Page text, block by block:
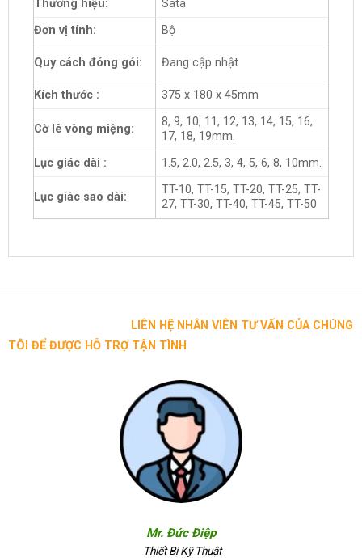
Thương hiệu:
Sata
Đơn vị tính:
Bộ
Quy cách đóng gói: Đang cập nhật
Kích thước : 375 x 180 x 45mm
Cờ lê vòng miệng:
8, 9, 10, 11, 12, 13, 14, 15, 16,
17, 18, 19mm.
Lục giác dài :
1.5, 2.0, 2.5, 3, 4, 5, 6, 8, 10mm.
Lục giác sao dài:
TT-10, TT-15, TT-20, TT-25, TT-
27, TT-30, TT-40, TT-45, TT-50
LIÊN HỆ NHÂN VIÊN TƯ VẤN CỦA CHÚNG
TÔI ĐỂ ĐƯỢC HỖ TRỢ TẬN TÌNH
Mr. Đức Điệp
Thiết Bị Kỹ Thuật